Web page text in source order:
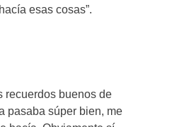
esas cosas”.
recuerdos buenos de
pasaba súper bien, me